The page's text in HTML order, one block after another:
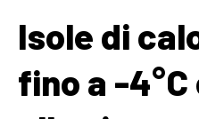
Isole di
fino a -4°C